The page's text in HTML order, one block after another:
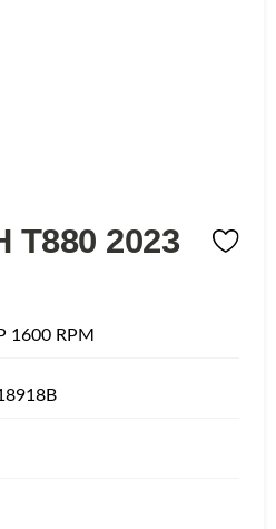
T880 2023
1600 RPM